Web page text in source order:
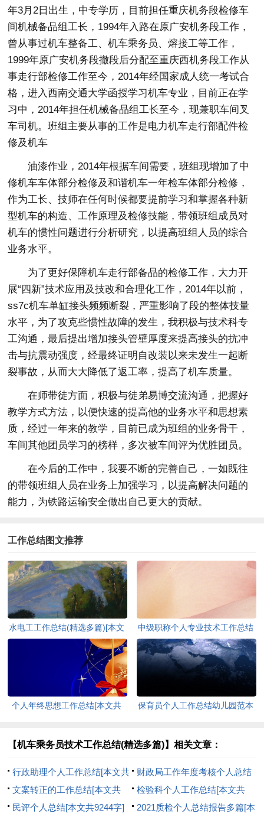
年3月2日出生，中专学历，目前担任重庆机务段检修车
间机械备品组工长，1994年入路在原广安机务段工作，
曾从事过机车整备工、机车乘务员、熔接工等工作，
1999年原广安机务段撤段后分配至重庆西机务段工作从
事走行部检修工作至今，2014年经国家成人统一考试合
格，进入西南交通大学函授学习机车专业，目前正在学
习中，2014年担任机械备品组工长至今，现兼职车间叉
车司机。班组主要从事的工作是电力机车走行部配件检
修及机车
油漆作业，2014年根据车间需要，班组现增加了中
修机车车体部分检修及和谐机车一年检车体部分检修，
作为工长、技师在任何时候都要提前学习和掌握各种新
型机车的构造、工作原理及检修技能，带领班组成员对
机车的惯性问题进行分析研究，以提高班组人员的综合
业务水平。
为了更好保障机车走行部备品的检修工作，大力开
展“四新”技术应用及技改和合理化工作，2014年以前，
ss7c机车单缸接头频频断裂，严重影响了段的整体技量
水平，为了攻克些惯性故障的发生，我积极与技术科专
工沟通，最后提出增加接头管壁厚度来提高接头的抗冲
击与抗震动强度，经最终证明自改装以来未发生一起断
裂事故，从而大大降低了返工率，提高了机车质量。
在师带徒方面，积极与徒弟易博交流沟通，把握好
教学方式方法，以便快速的提高他的业务水平和思想素
质，经过一年来的教学，目前已成为班组的业务骨干，
车间其他团员学习的榜样，多次被车间评为优胜团员。
在今后的工作中，我要不断的完善自己，一如既往
的带领班组人员在业务上加强学习，以提高解决问题的
能力，为铁路运输安全做出自己更大的贡献。
工作总结图文推荐
水电工工作总结(精选多篇)[本文
共3960字]
中级职称个人专业技术工作总结
[本文共9607字]
个人年终思想工作总结[本文共
保育员个人工作总结幼儿园范本
【机车乘务员技术工作总结(精选多篇)】相关文章：
行政助理个人工作总结[本文共
675字]
财政局工作年度考核个人总结
[本文共7464字]
文案转正的工作总结[本文共
6459字]
检验科个人工作总结[本文共
6559字]
民评个人总结[本文共9244字]
2021质检个人总结报告多篇[本